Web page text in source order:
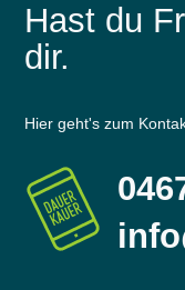
Hast du
dir.
Hier geht's zum